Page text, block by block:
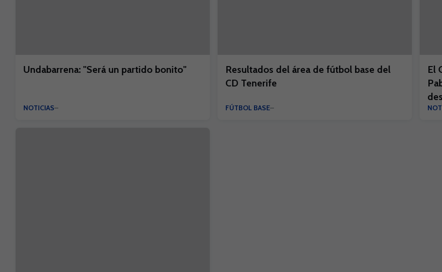
Undabarrena: "Será un partido bonito"
NOTICIAS
Resultados del área de fútbol base del
CD Tenerife
FÚTBOL BASE
El